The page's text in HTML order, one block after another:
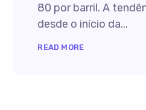
80 por barril. A
desde o início da...
READ MORE